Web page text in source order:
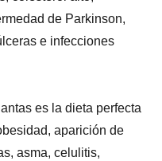
de Parkinson,
e infecciones
es la dieta perfecta
aparición de
asma, celulitis,